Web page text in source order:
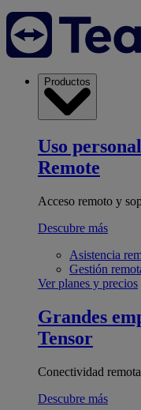
Productos
Uso
Remote
Acceso remoto y
Descubre más
Asistencia
Gestión
Ver planes y precios
Grandes
Tensor
Conectividad
Descubre más